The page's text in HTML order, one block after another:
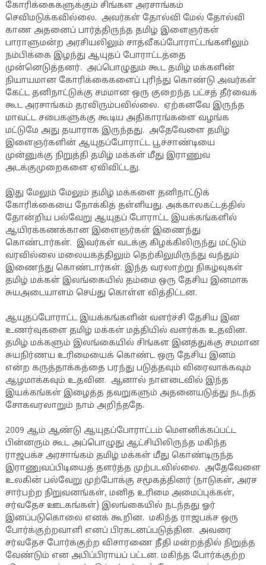
கோரிக்கைகளுக்கும் சிங்கள அரசாங்கம்
செவிமடுக்கவில்லை. அவர்கள் தோல்வி மேல் தோல்வி
காண அதனைப் பார்த்திருந்த தமிழ் இளைஞர்கள்
பாராளுமன்ற அரசியலிலும் சாத்வீகப்போராட்டங்களிலும்
நம்பிக்கை இழந்து ஆயுதப் போராட்டத்தை
முன்னெடுத்தனர். அப்பொழுதும் கூட தமிழ் மக்களின்
நியாயமான கோரிக்கைகளைப் புரிந்து கொண்டு அவர்கள்
கேட்ட தனிநாட்டுக்கு சமமான ஒரு குறைந்த பட்சத் தீர்வைக்
கூட அரசாங்கம் தரவிரும்பவில்லை. ஏற்கனவே இருந்த
மாவட்ட சபைகளுக்கு கூடிய அதிகாரங்களை வழங்க
மட்டுமே அது தயாராக இருந்தது. அதேவேளை தமிழ்
இளைஞர்களின் ஆயுதப்போராட்ட பூச்சாண்டியை
முன்னுக்கு நிறுத்தி தமிழ் மக்கள் மீது இராணுவ
அடக்குமுறைகளை ஏவிவிட்டது.
இது மேலும் மேலும் தமிழ் மக்களை தனிநாட்டுக்
கோரிக்கையை நோக்கித் தள்ளியது. அக்காலகட்டத்தில்
தோன்றிய பல்வேறு ஆயுதப் போராட்ட இயக்கங்களில்
ஆயிரக்கணக்கான இளைஞர்கள் இணைந்து
கொண்டார்கள். இவர்கள் வடக்கு கிழக்கிலிருந்து மட்டும்
வரவில்லை மலையகத்திலும் தெற்கிலுமிருந்து வந்தும்
இணைந்து கொண்டார்கள். இந்த வரலாற்று நிகழ்வுகள்
தமிழ் மக்கள் இலங்கையில் தம்மை ஒரு தேசிய இனமாக
சுயஅடையாளம் செய்து கொள்ள வித்திட்டன.
ஆயுதப்போராட்ட இயக்கங்களின் வளர்ச்சி தேசிய இன
உணர்வுகளை தமிழ் மக்கள் மத்தியில் வளர்க்க உதவின.
தமிழ் மக்களும் இலங்கையில் சிங்கள இனத்துக்கு சமமான
சுயநிர்ணய உரிமையைக் கொண்ட ஒரு தேசிய இனம்
என்ற கருத்தாக்கத்தை பரந்து படுத்தவும் விரைவாக்கவும்
ஆழமாக்கவும் உதவின. ஆனால் நாளடைவில் இந்த
இயக்கங்கள் இழைத்த தவறுகளும் அதனையடுத்து நடந்த
சோகவரலாறும் நாம் அறிந்ததே.
2009 ஆம் ஆண்டு ஆயுதப்போராட்டம் மௌனிக்கப்பட்ட
பின்னரும் கூட அப்பொழுது ஆட்சியிலிருந்த மகிந்த
ராஜபக்ச அரசாங்கம் தமிழ் மக்கள் மீது கொண்டிருந்த
இராணுவப்பிடியைத் தளர்த்த முற்படவில்லை. அதேவேளை
உலகின் பல்வேறு முற்போக்கு சமூகத்தினர் (நாடுகள், அரச
சார்பற்ற நிறுவனங்கள், மனித உரிமை அமைப்புக்கள்,
சர்வதேச ஊடகங்கள்) இலங்கையில் நடந்தது ஓர்
இனப்படுகொலை எனக் கூறின. மகிந்த ராஜபக்ச ஒரு
போர்க்குற்றவாளி எனப் பிரகடனப்படுத்தின. அவரை
சர்வதேச போர்க்குற்ற விசாரணை நீதி மன்றத்தில் நிறுத்த
வேண்டும் என அபிப்பிராயப் பட்டன. மகிந்த போர்க்குற்ற